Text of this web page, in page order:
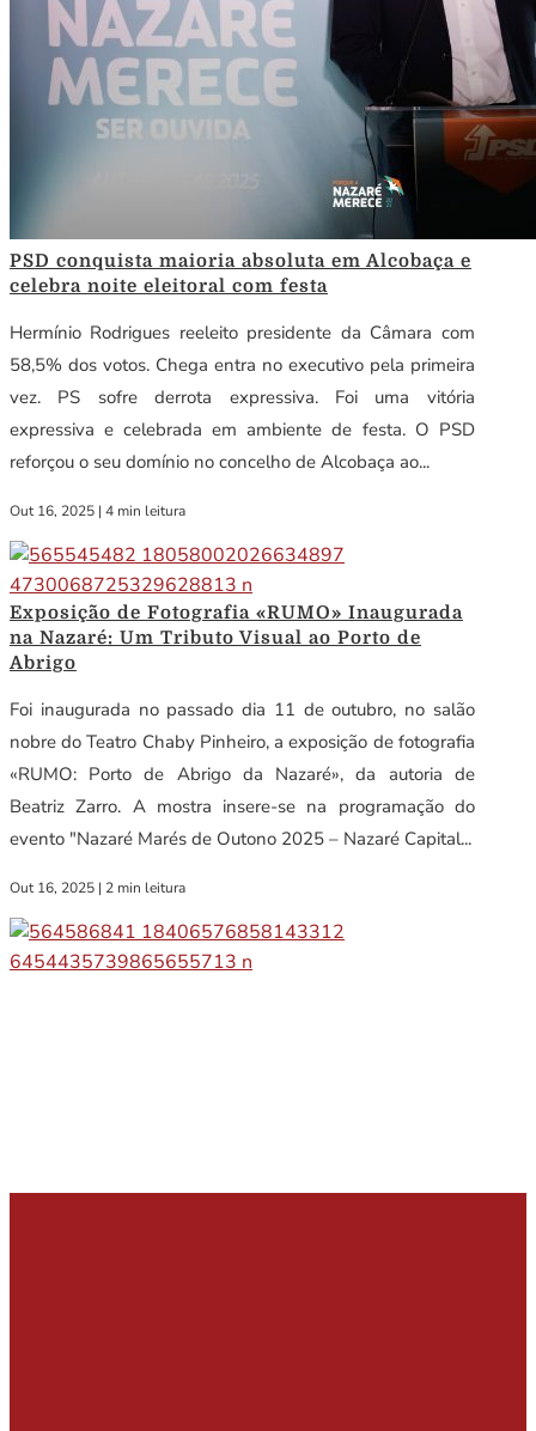
PSD conquista maioria absoluta em Alcobaça e
celebra noite eleitoral com festa
Hermínio Rodrigues reeleito presidente da Câmara com
58,5% dos votos. Chega entra no executivo pela primeira
vez. PS sofre derrota expressiva. Foi uma vitória
expressiva e celebrada em ambiente de festa. O PSD
reforçou o seu domínio no concelho de Alcobaça ao...
Out 16, 2025 | 4 min leitura
Exposição de Fotografia «RUMO» Inaugurada
na Nazaré: Um Tributo Visual ao Porto de
Abrigo
Foi inaugurada no passado dia 11 de outubro, no salão
nobre do Teatro Chaby Pinheiro, a exposição de fotografia
«RUMO: Porto de Abrigo da Nazaré», da autoria de
Beatriz Zarro. A mostra insere-se na programação do
evento "Nazaré Marés de Outono 2025 – Nazaré Capital...
Out 16, 2025 | 2 min leitura